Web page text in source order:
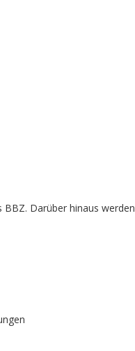
Darüber hinaus werden